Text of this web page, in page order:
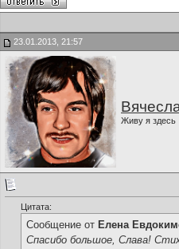
23.01.2013, 21:57
Живу я здесь
Цитата:
Сообщение от Елена
Спасибо большое, Слава!